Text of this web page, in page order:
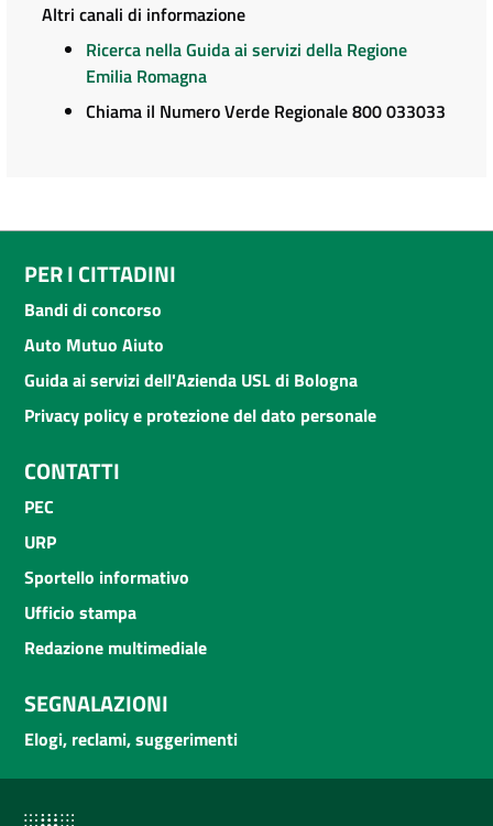
Altri canali di informazione
Ricerca nella Guida ai servizi della Regione
Emilia Romagna
Chiama il Numero Verde Regionale 800 033033
PER I CITTADINI
Bandi di concorso
Auto Mutuo Aiuto
Guida ai servizi dell'Azienda USL di Bologna
Privacy policy e protezione del dato personale
CONTATTI
PEC
URP
Sportello informativo
Ufficio stampa
Redazione multimediale
SEGNALAZIONI
Elogi, reclami, suggerimenti